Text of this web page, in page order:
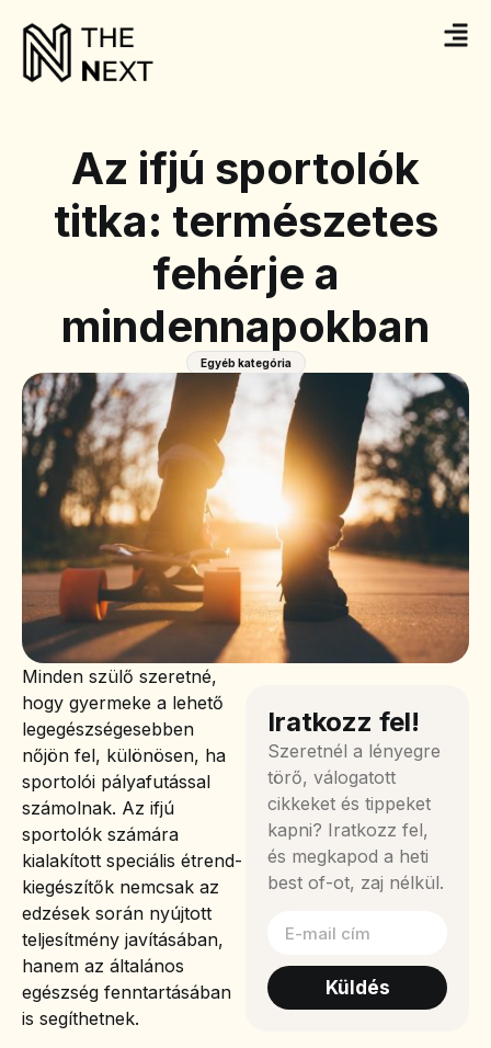
Az ifjú sportolók
titka: természetes
fehérje a
mindennapokban
Egyéb kategória
Minden szülő szeretné,
hogy gyermeke a lehető
legegészségesebben
nőjön fel, különösen, ha
sportolói pályafutással
számolnak. Az ifjú
sportolók számára
kialakított speciális étrend-
kiegészítők nemcsak az
edzések során nyújtott
teljesítmény javításában,
hanem az általános
egészség fenntartásában
is segíthetnek.
Iratkozz fel!
Szeretnél a lényegre
törő, válogatott
cikkeket és tippeket
kapni? Iratkozz fel,
és megkapod a heti
best of-ot, zaj nélkül.
Küldés